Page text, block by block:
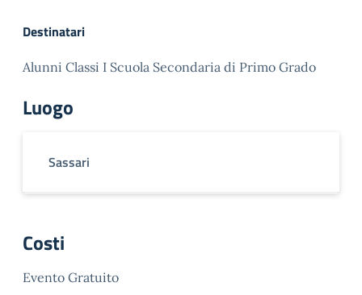
Destinatari
Alunni Classi I Scuola Secondaria di Primo Grado
Luogo
Sassari
Costi
Evento Gratuito